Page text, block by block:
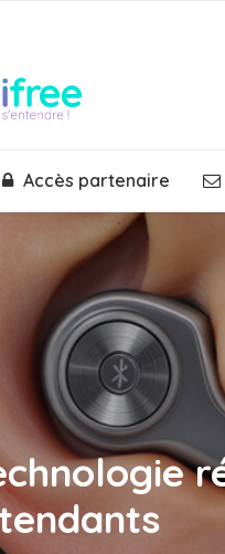
Accès partenaire